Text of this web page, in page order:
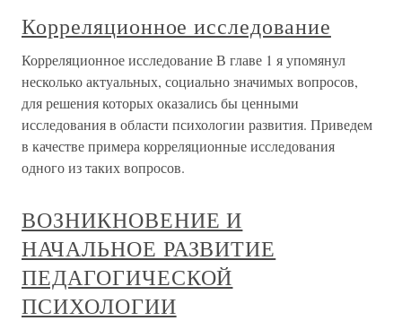
Корреляционное исследование
Корреляционное исследование В главе 1 я упомянул
несколько актуальных, социально значимых вопросов,
для решения которых оказались бы ценными
исследования в области психологии развития. Приведем
в качестве примера корреляционные исследования
одного из таких вопросов.
ВОЗНИКНОВЕНИЕ И
НАЧАЛЬНОЕ РАЗВИТИЕ
ПЕДАГОГИЧЕСКОЙ
ПСИХОЛОГИИ